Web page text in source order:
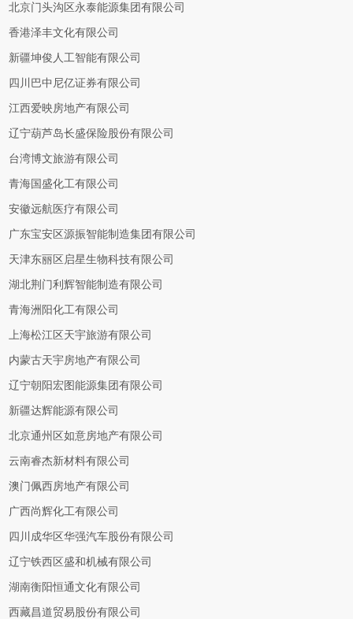
北京门头沟区永泰能源集团有限公司
香港泽丰文化有限公司
新疆坤俊人工智能有限公司
四川巴中尼亿证券有限公司
江西爱映房地产有限公司
辽宁葫芦岛长盛保险股份有限公司
台湾博文旅游有限公司
青海国盛化工有限公司
安徽远航医疗有限公司
广东宝安区源振智能制造集团有限公司
天津东丽区启星生物科技有限公司
湖北荆门利辉智能制造有限公司
青海洲阳化工有限公司
上海松江区天宇旅游有限公司
内蒙古天宇房地产有限公司
辽宁朝阳宏图能源集团有限公司
新疆达辉能源有限公司
北京通州区如意房地产有限公司
云南睿杰新材料有限公司
澳门佩西房地产有限公司
广西尚辉化工有限公司
四川成华区华强汽车股份有限公司
辽宁铁西区盛和机械有限公司
湖南衡阳恒通文化有限公司
西藏昌道贸易股份有限公司